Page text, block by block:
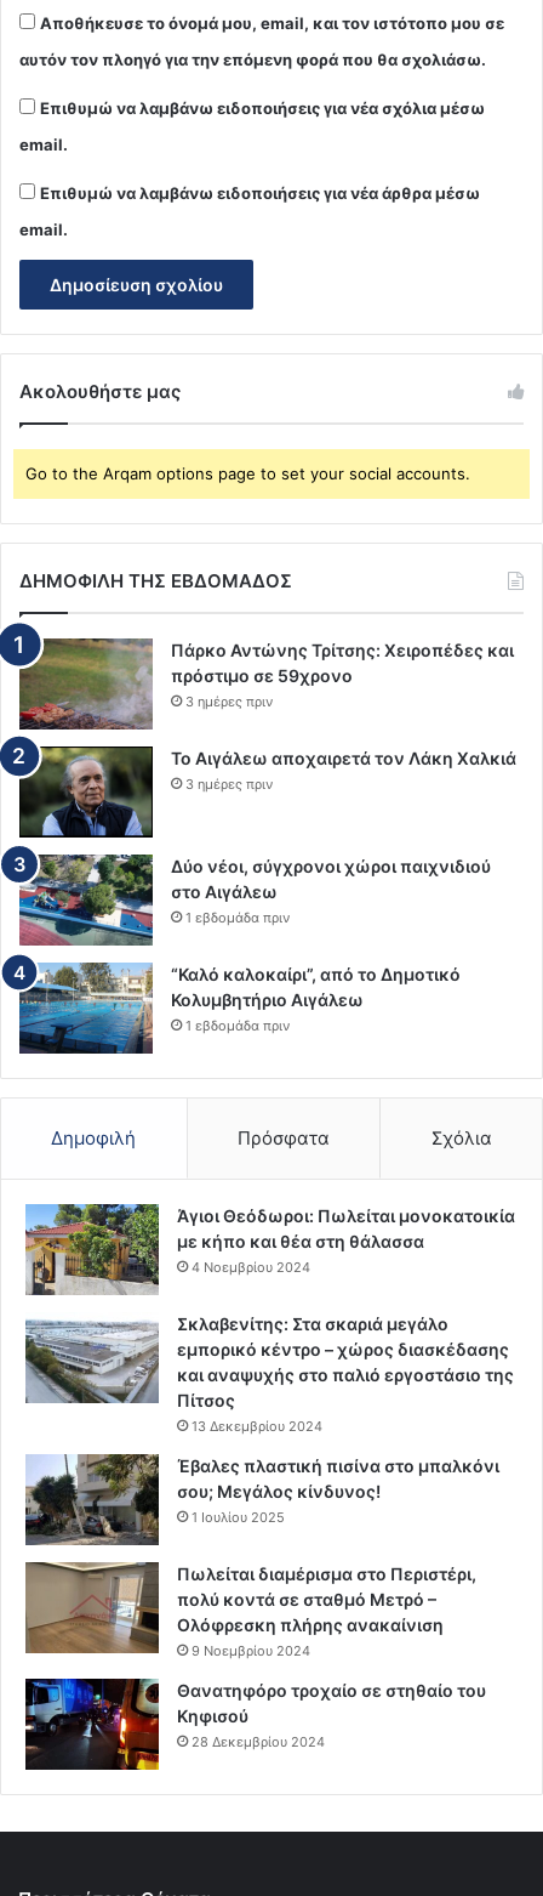
Αποθήκευσε το όνομά μου, email, και τον ιστότοπο μου σε
αυτόν τον πλοηγό για την επόμενη φορά που θα σχολιάσω.
Επιθυμώ να λαμβάνω ειδοποιήσεις για νέα σχόλια μέσω
email.
Επιθυμώ να λαμβάνω ειδοποιήσεις για νέα άρθρα μέσω
email.
Ακολουθήστε μας
Go to the Arqam options page to set your social accounts.
ΔΗΜΟΦΙΛΗ ΤΗΣ ΕΒΔΟΜΑΔΟΣ
Πάρκο Αντώνης Τρίτσης: Χειροπέδες και
πρόστιμο σε 59χρονο
3 ημέρες πριν
Το Αιγάλεω αποχαιρετά τον Λάκη Χαλκιά
3 ημέρες πριν
Δύο νέοι, σύγχρονοι χώροι παιχνιδιού
στο Αιγάλεω
1 εβδομάδα πριν
“Καλό καλοκαίρι”, από το Δημοτικό
Κολυμβητήριο Αιγάλεω
1 εβδομάδα πριν
Δημοφιλή Πρόσφατα Σχόλια
Άγιοι Θεόδωροι: Πωλείται μονοκατοικία
με κήπο και θέα στη θάλασσα
4 Νοεμβρίου 2024
Σκλαβενίτης: Στα σκαριά μεγάλο
εμπορικό κέντρο – χώρος διασκέδασης
και αναψυχής στο παλιό εργοστάσιο της
Πίτσος
13 Δεκεμβρίου 2024
Έβαλες πλαστική πισίνα στο μπαλκόνι
σου; Μεγάλος κίνδυνος!
1 Ιουλίου 2025
Πωλείται διαμέρισμα στο Περιστέρι,
πολύ κοντά σε σταθμό Μετρό –
Ολόφρεσκη πλήρης ανακαίνιση
9 Νοεμβρίου 2024
Θανατηφόρο τροχαίο σε στηθαίο του
Κηφισού
28 Δεκεμβρίου 2024